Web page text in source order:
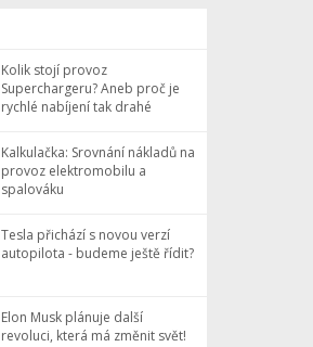
Kolik stojí provoz
Superchargeru? Aneb proč je
rychlé nabíjení tak drahé
Kalkulačka: Srovnání nákladů na
provoz elektromobilu a
spalováku
Tesla přichází s novou verzí
autopilota - budeme ještě řídit?
Elon Musk plánuje další
revoluci, která má změnit svět!